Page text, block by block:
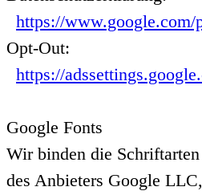
https://
Opt-Out:
https://
Google Fonts
Wir binden die
des Anbieters Google